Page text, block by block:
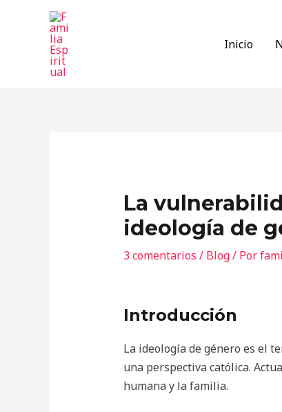
Inicio
La
ideología de
3 comentarios / Blog/ Por
Introducción
La ideología de género es el
una perspectiva católica.
humana y la familia.